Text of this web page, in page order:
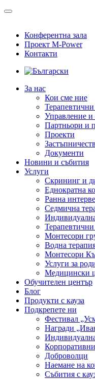
Конферентна зала
Проект M-Power
Контакти
За нас
Кои сме ние
Управление и
Партньори и
Проекти
Документи
Новини и събития
Услуги
Скрининг и
Еднократна
Ранна
Седмична
Монтесори
Водна
Монтесори
Услуги за
Медицински
Обучителен център
Блог
Продукти с кауза
Подкрепете ни
Фестивал
Награди
Доброволци
Наемане на
Събития с